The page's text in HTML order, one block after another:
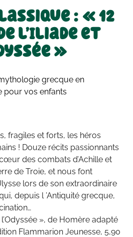
: « 12
l’Iliade et
»
fragiles et forts, les héros
! Douze récits passionnants
des combats d’Achille et
de Troie, et nous font
lors de son extraordinaire
depuis l ’Antiquité grecque,
l’Odyssée », de Homère adapté
Flammarion Jeunesse, 5,90